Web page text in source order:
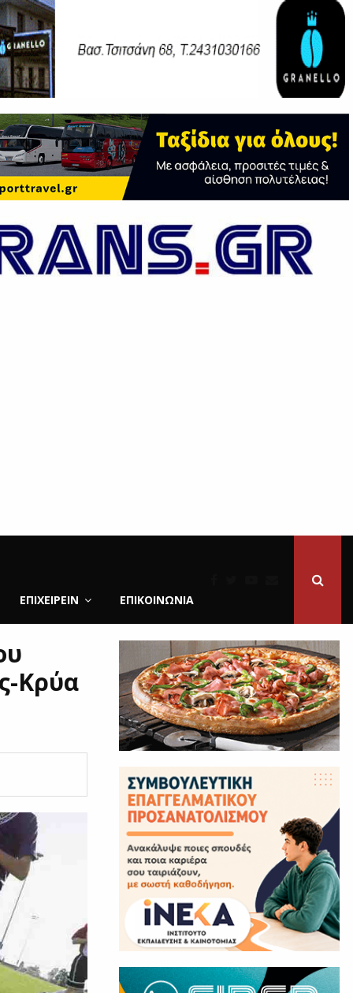
ΕΠΙΧΕΙΡΕΙΝ ΕΠΙΚΟΙΝΩΝΊΑ
Κρύα